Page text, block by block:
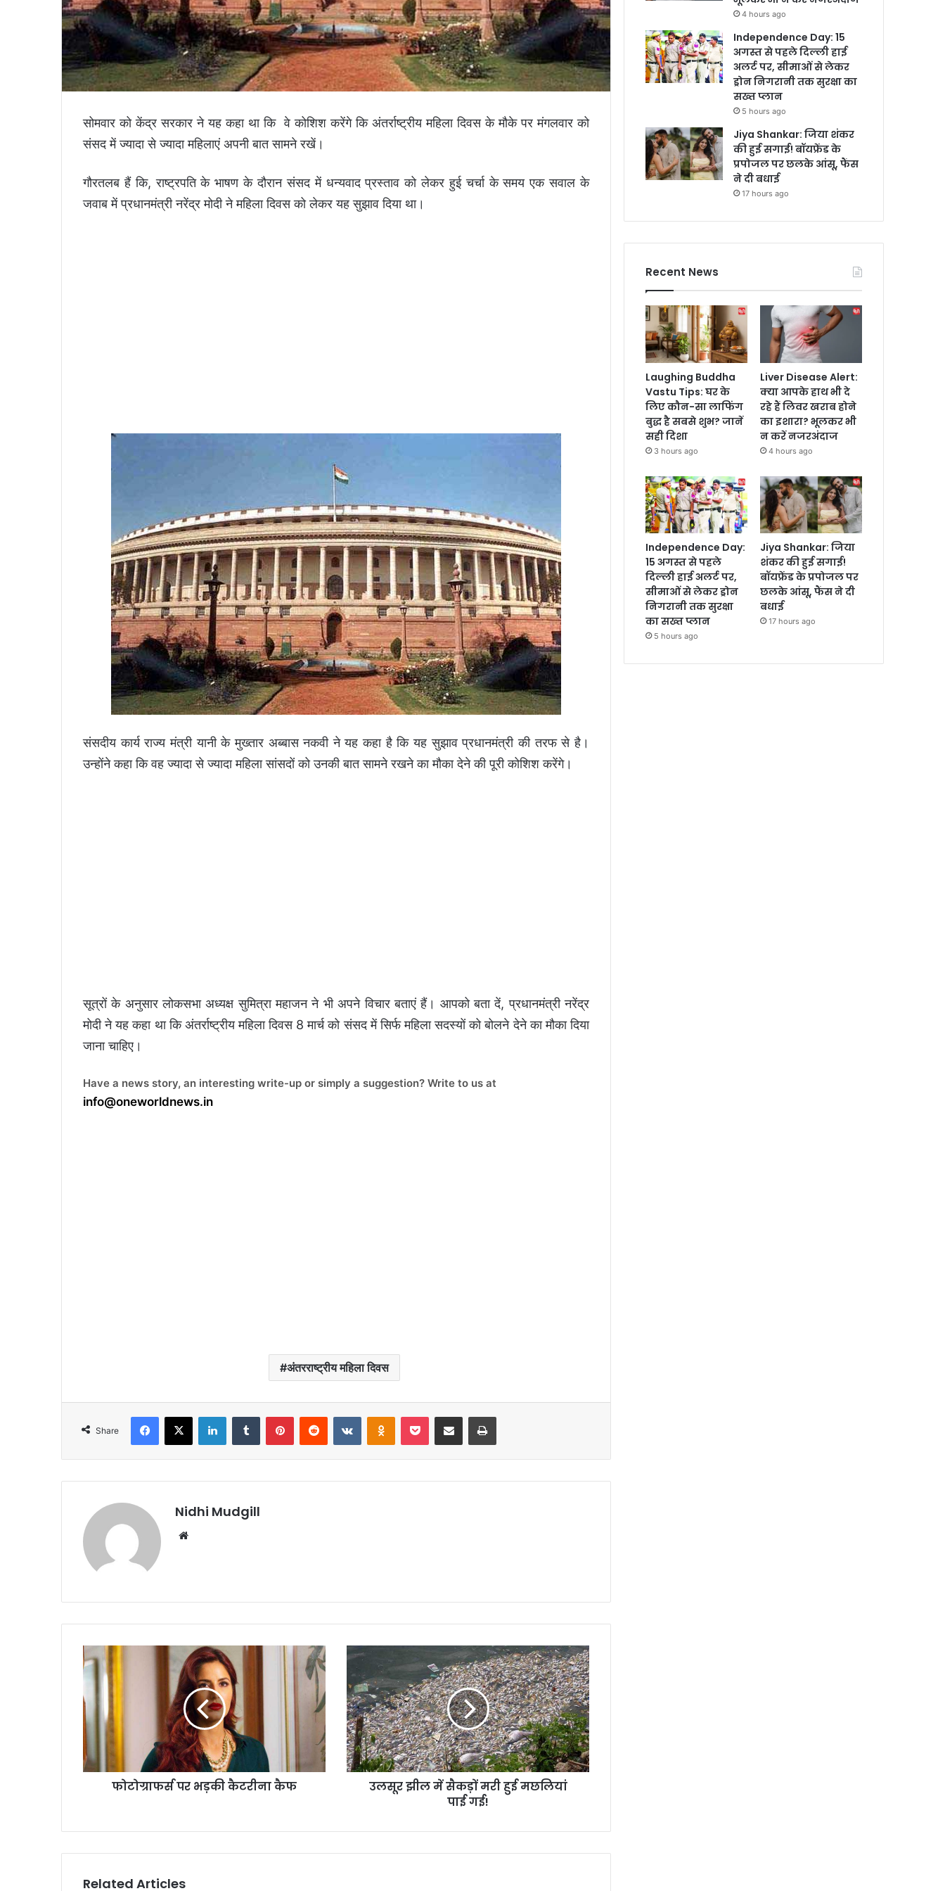
सोमवार को केंद्र सरकार ने यह कहा था कि वे कोशिश करेंगे कि अंतर्राष्ट्रीय महिला दिवस के मौके पर मंगलवार को
संसद में ज्यादा से ज्यादा महिलाएं अपनी बात सामने रखें।
गौरतलब हैं कि, राष्ट्रपति के भाषण के दौरान संसद में धन्यवाद प्रस्ताव को लेकर हुई चर्चा के समय एक सवाल के
जवाब में प्रधानमंत्री नरेंद्र मोदी ने महिला दिवस को लेकर यह सुझाव दिया था।
संसदीय कार्य राज्य मंत्री यानी के मुख्तार अब्बास नकवी ने यह कहा है कि यह सुझाव प्रधानमंत्री की तरफ से है।
उन्होंने कहा कि वह ज्यादा से ज्यादा महिला सांसदों को उनकी बात सामने रखने का मौका देने की पूरी कोशिश करेंगे।
सूत्रों के अनुसार लोकसभा अध्यक्ष सुमित्रा महाजन ने भी अपने विचार बताएं हैं। आपको बता दें, प्रधानमंत्री नरेंद्र
मोदी ने यह कहा था कि अंतर्राष्ट्रीय महिला दिवस 8 मार्च को संसद में सिर्फ महिला सदस्यों को बोलने देने का मौका दिया
जाना चाहिए।
Have a news story, an interesting write-up or simply a suggestion? Write to us at
info@oneworldnews.in
अंतरराष्ट्रीय महिला दिवस
Share
Nidhi Mudgill
फो
टो
ग्रा
फ
र्स
प
भ
ड़
री
फोटोग्राफर्स पर भड़की कैटरीना कैफ
सू
र
झी
ल
में
सै
क
हु
उलसूर झील में सैकड़ों मरी हुई मछलियां
पाई गई!
Related Articles
4 hours ago
Independence Day: 15
अगस्त से पहले दिल्ली हाई
अलर्ट पर, सीमाओं से लेकर
ड्रोन निगरानी तक सुरक्षा का
सख्त प्लान
5 hours ago
Jiya Shankar: जिया शंकर
की हुई सगाई! बॉयफ्रेंड के
प्रपोजल पर छलके आंसू, फैंस
ने दी बधाई
17 hours ago
Recent News
Laughing Buddha
Vastu Tips: घर के
लिए कौन-सा लाफिंग
बुद्ध है सबसे शुभ? जानें
सही दिशा
3 hours ago
Liver Disease Alert:
क्या आपके हाथ भी दे
रहे हैं लिवर खराब होने
का इशारा? भूलकर भी
न करें नजरअंदाज
4 hours ago
Independence Day:
15 अगस्त से पहले
दिल्ली हाई अलर्ट पर,
सीमाओं से लेकर ड्रोन
निगरानी तक सुरक्षा
का सख्त प्लान
5 hours ago
Jiya Shankar: जिया
शंकर की हुई सगाई!
बॉयफ्रेंड के प्रपोजल पर
छलके आंसू, फैंस ने दी
बधाई
17 hours ago